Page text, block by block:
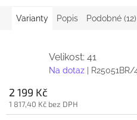
Varianty Popis Podobné (12)
Velikost: 41
Na dotaz | R25051BR/
2 199 Kč
1 817,40 Kč bez DPH